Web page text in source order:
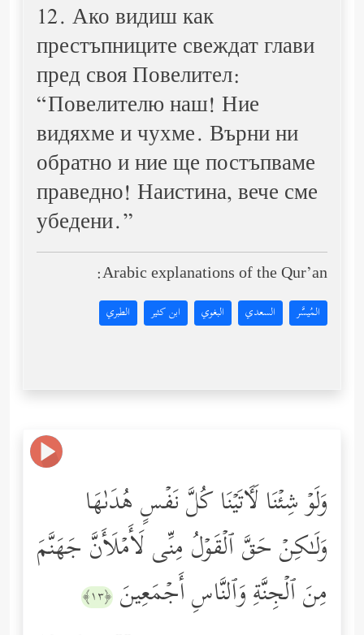
12. Ако видиш как
престъпниците свеждат глави
пред своя Повелител:
“Повелителю наш! Ние
видяхме и чухме. Върни ни
обратно и ние ще постъпваме
праведно! Наистина, вече сме
убедени.”
Arabic explanations of the Qur’an:
المُيسَّر السعدي البغوي ابن كثير الطبري
وَلَوۡ شِئۡنَا لَـَٔاتَیۡنَا كُلَّ نَفۡسٍ هُدَىٰهَا
وَلَـٰكِنۡ حَقَّ ٱلۡقَوۡلُ مِنِّی لَأَمۡلَأَنَّ جَهَنَّمَ
مِنَ ٱلۡجِنَّةِ وَٱلنَّاسِ أَجۡمَعِینَ ﴿١٣﴾